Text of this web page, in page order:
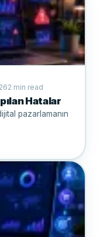
2 min read
Hatalar
pazarlamanın